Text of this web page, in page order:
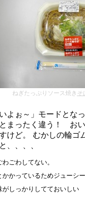
ねぎたっぷりソース焼き そ
よぉ～」モードとな
まったく違う！ おい
けど。 むかしの輪ゴ
、、、、
ごわしてない。
かっているためジューシー
がしっかりしてておいしい